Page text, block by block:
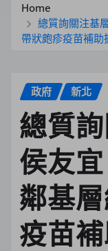
Home
總質詢關注基
帶狀皰疹疫苗補助
政府 新北
總質
侯友
鄰基
疫苗